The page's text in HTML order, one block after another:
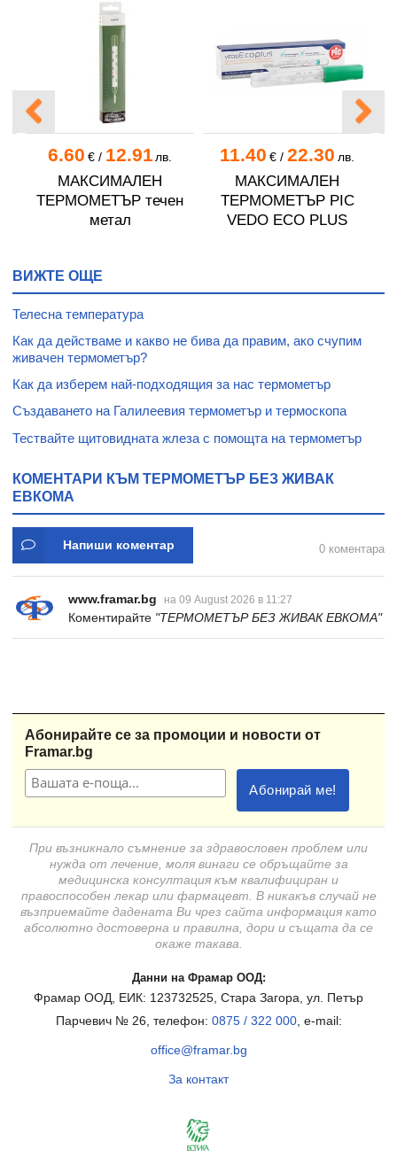
6.60 €/ 12.91 лв.
МАКСИМАЛЕН
ТЕРМОМЕТЪР течен
метал
11.40 € / 22.30 лв.
МАКСИМАЛЕН
ТЕРМОМЕТЪР PIC
VEDO ECO PLUS
ВИЖТЕ ОЩЕ
Телесна температура
Как да действаме и какво не бива да правим, ако счупим
живачен термометър?
Как да изберем най-подходящия за нас термометър
Създаването на Галилеевия термометър и термоскопа
Тествайте щитовидната жлеза с помощта на термометър
КОМЕНТАРИ КЪМ ТЕРМОМЕТЪР БЕЗ ЖИВАК
ЕВКОМА
Напиши коментар 0 коментара
www.framar.bg на 09 August 2026 в 11:27
Коментирайте "ТЕРМОМЕТЪР БЕЗ ЖИВАК ЕВКОМА"
Абонирайте се за промоции и новости от
Framar.bg
При възникнало съмнение за здравословен проблем или
нужда от лечение, моля винаги се обръщайте за
медицинска консултация към квалифициран и
правоспособен лекар или фармацевт. В никакъв случай не
възприемайте дадената Ви чрез сайта информация като
абсолютно достоверна и правилна, дори и същата да се
окаже такава.
Данни на Фрамар ООД:
Фрамар ООД, ЕИК: 123732525, Стара Загора, ул. Петър
Парчевич № 26, телефон: 0875 / 322 000, e-mail:
office@framar.bg
За контакт